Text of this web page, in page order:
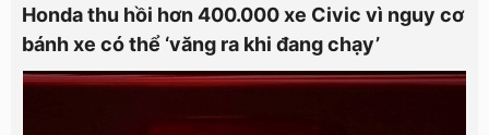
Honda thu hồi hơn 400.000 xe Civic vì nguy cơ
bánh xe có thể ‘văng ra khi đang chạy’